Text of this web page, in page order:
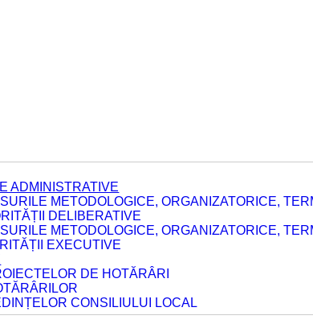
ADMINISTRATIVE
METODOLOGICE, ORGANIZATORICE,
DELIBERATIVE
METODOLOGICE, ORGANIZATORICE,
EXECUTIVE
DE HOTĂRÂRI
CONSILIULUI LOCAL